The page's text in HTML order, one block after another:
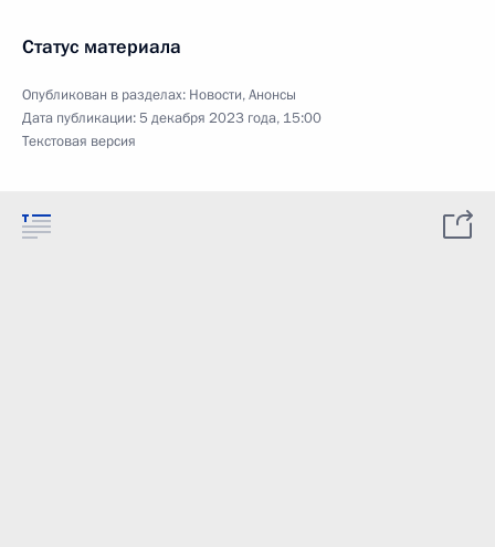
Статус материала
Опубликован в разделах: Новости,Анонсы
Дата публикации:5 декабря 2023 года, 15:00
Текстовая версия